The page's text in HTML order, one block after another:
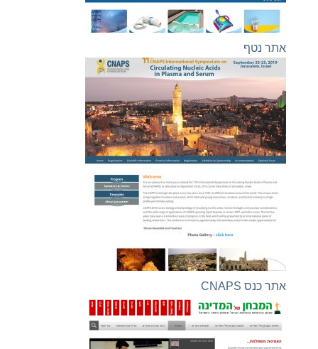
אתר נטף
אתר כנס CNAPS